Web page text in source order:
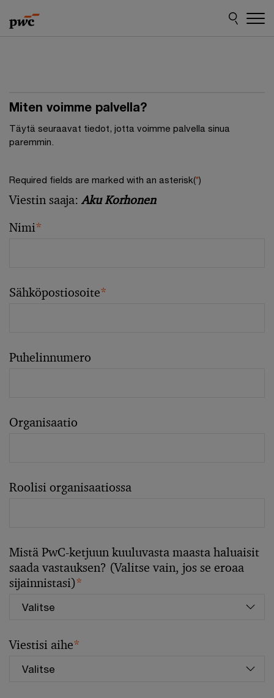
to
content
to
footer
Miten voimme palvella?
Täytä seuraavat tiedot, jotta voimme palvella sinua
paremmin.
Required fields are marked with an asterisk(*)
Viestin saaja: Aku Korhonen
Nimi*
Sähköpostiosoite*
Puhelinnumero
Organisaatio
Roolisi organisaatiossa
Mistä PwC-ketjuun kuuluvasta maasta haluaisit
saada vastauksen? (Valitse vain, jos se eroaa
sijainnistasi)*
Viestisi aihe*